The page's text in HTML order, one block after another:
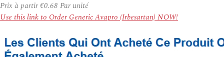
Prix à partir€0.68 Par unité
Use this link to Order Generic Avapro (Irbesartan) NOW!